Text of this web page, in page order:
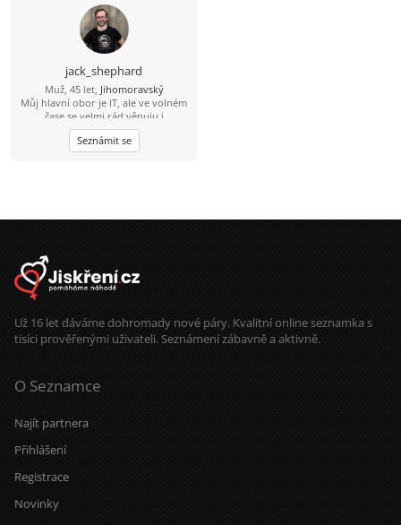
místo ale i tak budu dál sám sebou.
;-)
jack_shephard
Muž, 45 let, Jihomoravský
Můj hlavní obor je IT, ale ve volném
čase se velmi rád věnuju i
humanitnějším věcem. Čas od času si
rád zasportuju či zahraju na kytaru.
Hledám někoho sympatického s
Seznámit se
Už 16 let dáváme dohromady nové páry. Kvalitní online seznamka s
tisíci prověřenými uživateli. Seznámení zábavně a aktivně.
O Seznamce
Najít partnera
Přihlášení
Registrace
Novinky